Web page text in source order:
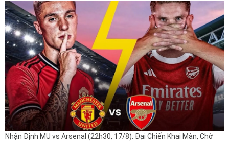
Nhận Định MU vs Arsenal (22h30, 17/8): Đại Chiến Khai Màn, Chờ